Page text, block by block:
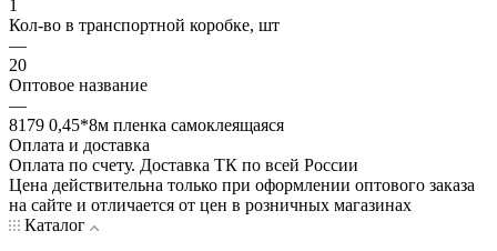
1
Кол-во в транспортной коробке, шт
—
20
Оптовое название
—
8179 0,45*8м пленка самоклеящаяся
Оплата и доставка
Оплата по счету. Доставка ТК по всей России
Цена действительна только при оформлении оптового заказа
на сайте и отличается от цен в розничных магазинах
Каталог